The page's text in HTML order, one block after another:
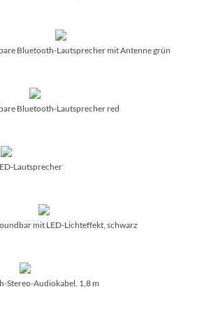
Bluetooth-Lautsprecher mit Antenne grün
Bluetooth-Lautsprecher red
Lautsprecher
mit LED-Lichteffekt, schwarz
Stereo-Audiokabel, 1,8 m